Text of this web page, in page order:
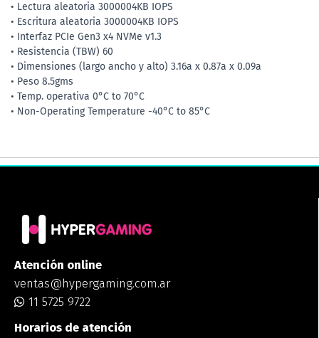
• Lectura aleatoria 3000004KB IOPS
• Escritura aleatoria 3000004KB IOPS
• Interfaz PCIe Gen3 x4 NVMe v1.3
• Resistencia (TBW) 60
• Dimensiones (largo ancho y alto) 3.16a x 0.87a x 0.09a
• Peso 8.5gms
• Temp. operativa 0°C to 70°C
• Non-Operating Temperature -40°C to 85°C
Atención online
ventas@hypergaming.com.ar
11 5725 9722
Horarios de atención